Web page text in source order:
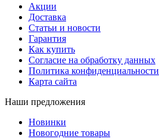
Акции
Доставка
Статьи и новости
Гарантия
Как купить
Согласие на обработку данных
Политика конфиденциальности
Карта сайта
Наши предложения
Новинки
Новогодние товары